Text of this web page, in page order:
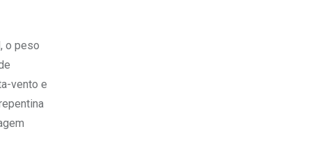
o peso
vento e